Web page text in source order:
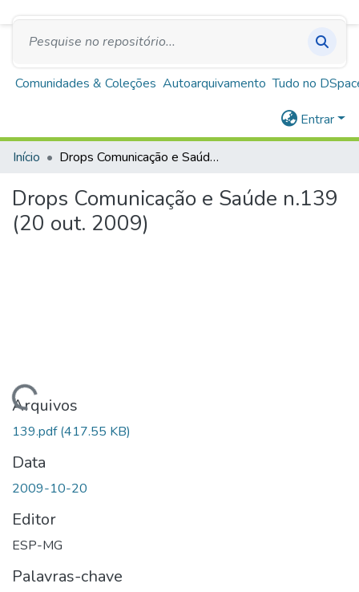
Repositório Institucional Escola de Saúde Pública
de Minas Gerais
Comunidades & Coleções Autoarquivamento Tudo no
Entrar
Início Drops Comunicação e Saúde n.139 (20 out. 2009)
Drops Comunicação e Saúde n.139
(20 out. 2009)
Carregando...
Arquivos
139.pdf(417.55 KB)
Data
2009-10-20
Editor
ESP-MG
Palavras-chave